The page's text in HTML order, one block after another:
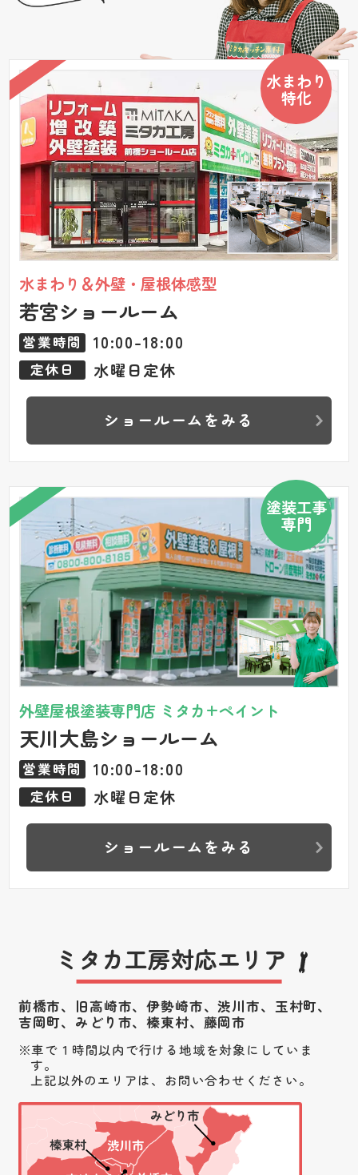
水まわり＆外壁・屋根体感型
若宮ショールーム
水まわり
特化
営業時間 10:00-18:00
定休日 水曜日定休
ショールームをみる
外壁屋根塗装専門店 ミタカ+ペイント
天川大島ショールーム
塗装工事
専門
営業時間 10:00-18:00
定休日 水曜日定休
ショールームをみる
ミタカ工房対応エリア
前橋市、旧高崎市、伊勢崎市、渋川市、 玉村町、
吉岡町、みどり市、榛東村、藤岡市
車で１時間以内で行ける地域を対象にしていま
す。
上記以外のエリアは、お問い合わせください。